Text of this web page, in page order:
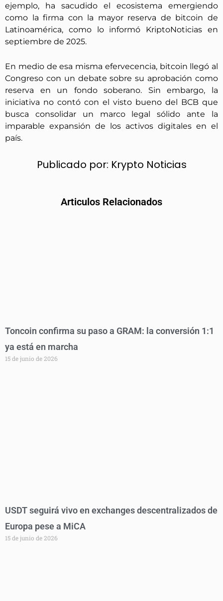
ejemplo, ha sacudido el ecosistema emergiendo
como la firma con la mayor reserva de bitcoin de
Latinoamérica, como lo informó KriptoNoticias en
septiembre de 2025.
En medio de esa misma efervecencia, bitcoin llegó al
Congreso con un debate sobre su aprobación como
reserva en un fondo soberano. Sin embargo, la
iniciativa no contó con el visto bueno del BCB que
busca consolidar un marco legal sólido ante la
imparable expansión de los activos digitales en el
país.
Publicado por: Krypto Noticias
Articulos Relacionados
Toncoin confirma su paso a GRAM: la conversión 1:1
ya está en marcha
15 de junio de 2026
USDT seguirá vivo en exchanges descentralizados de
Europa pese a MiCA
15 de junio de 2026